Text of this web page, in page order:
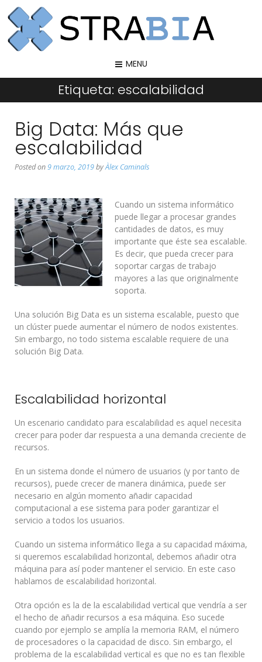
MENU
Etiqueta: escalabilidad
Big Data: Más que
escalabilidad
Posted on9 marzo, 2019byÀlex Caminals
Cuando un sistema informático
puede llegar a procesar grandes
cantidades de datos, es muy
importante que éste sea escalable.
Es decir, que pueda crecer para
soportar cargas de trabajo
mayores a las que originalmente
soporta.
Una solución Big Data es un sistema escalable, puesto que
un clúster puede aumentar el número de nodos existentes.
Sin embargo, no todo sistema escalable requiere de una
solución Big Data.
Escalabilidad horizontal
Un escenario candidato para escalabilidad es aquel necesita
crecer para poder dar respuesta a una demanda creciente de
recursos.
En un sistema donde el número de usuarios (y por tanto de
recursos), puede crecer de manera dinámica, puede ser
necesario en algún momento añadir capacidad
computacional a ese sistema para poder garantizar el
servicio a todos los usuarios.
Cuando un sistema informático llega a su capacidad máxima,
si queremos escalabilidad horizontal, debemos añadir otra
máquina para así poder mantener el servicio. En este caso
hablamos de escalabilidad horizontal.
Otra opción es la de la escalabilidad vertical que vendría a ser
el hecho de añadir recursos a esa máquina. Eso sucede
cuando por ejemplo se amplía la memoria RAM, el número
de procesadores o la capacidad de disco. Sin embargo, el
problema de la escalabilidad vertical es que no es tan flexible